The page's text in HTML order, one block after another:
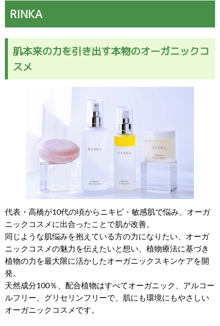
RINKA
肌本来の力を引き出す本物のオーガニックコ
スメ
代表・高橋が10代の頃からニキビ・敏感肌で悩み、オーガ
ニックコスメに出合ったことで肌が改善。
同じような肌悩みを抱えている方の力になりたい、オーガ
ニックコスメの魅力を伝えたいと想い、植物療法に基づき
植物の力を最大限に活かしたオーガニックスキンケアを開
発。
天然成分100％、配合植物はすべてオーガニック、アルコー
ルフリー、グリセリンフリーで、肌にも環境にもやさしい
オーガニックコスメです。